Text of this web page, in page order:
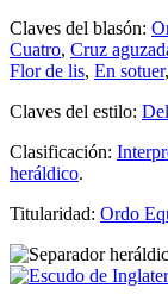
Claves del blasón:
Cuatro, Cruz
Flor de lis, En sotuer,
Claves del estilo:
Clasificación:
heráldico.
Titularidad: Ordo